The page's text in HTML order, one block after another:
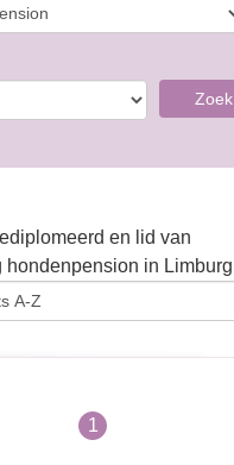
Zoek
en lid van
hondenpension in Limburg
1